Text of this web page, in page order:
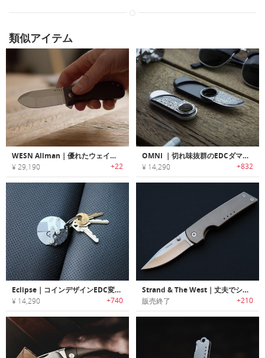
類似アイテム
WESN Allman｜優れたウェイトバランス/デザインの多機能EDCポケットナイフ「オールマン」
¥ 29,190 +22
OMNI ｜切れ味抜群のEDCダマスカスポケットナイフ「オムニ」
¥ 14,290 +832
Eclipse｜コインデザインEDC変形ナイフ「イクリプス」
¥ 14,290 +740
Strand & The West｜丈夫でシャープな切れ味のチタニウムEDCポケットナイフ
販売終了 +210